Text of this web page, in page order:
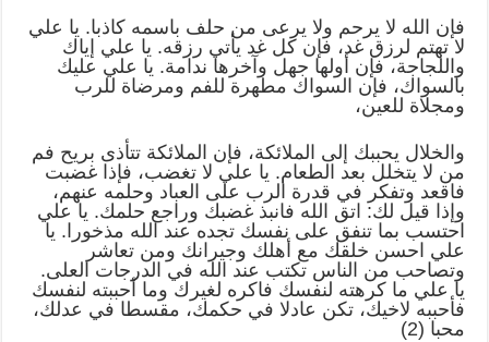
فإن الله لا يرحم ولا يرعى من حلف باسمه كاذبا. يا علي
لا تهتم لرزق غد، فإن كل غد يأتي رزقه. يا علي إياك
واللجاجة، فإن أولها جهل وآخرها ندامة. يا علي عليك
بالسواك، فإن السواك مطهرة للفم ومرضاة للرب
ومجلاة للعين،
والخلال يحببك إلى الملائكة، فإن الملائكة تتأذى بريح فم
من لا يتخلل بعد الطعام. يا علي لا تغضب، فإذا غضبت
فاقعد وتفكر في قدرة الرب على العباد وحلمه عنهم،
وإذا قيل لك: اتق الله فانبذ غضبك وراجع حلمك. يا علي
احتسب بما تنفق على نفسك تجده عند الله مذخورا. يا
علي احسن خلقك مع أهلك وجيرانك ومن تعاشر
وتصاحب من الناس تكتب عند الله في الدرجات العلى.
يا علي ما كرهته لنفسك فاكره لغيرك وما أحببته لنفسك
فأحببه لاخيك، تكن عادلا في حكمك، مقسطا في عدلك،
محبا (2)